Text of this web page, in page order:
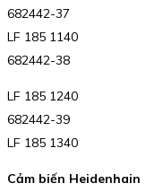
682442-37
LF 185 1140
682442-38
LF 185 1240
682442-39
LF 185 1340
Cảm biến Heidenhain